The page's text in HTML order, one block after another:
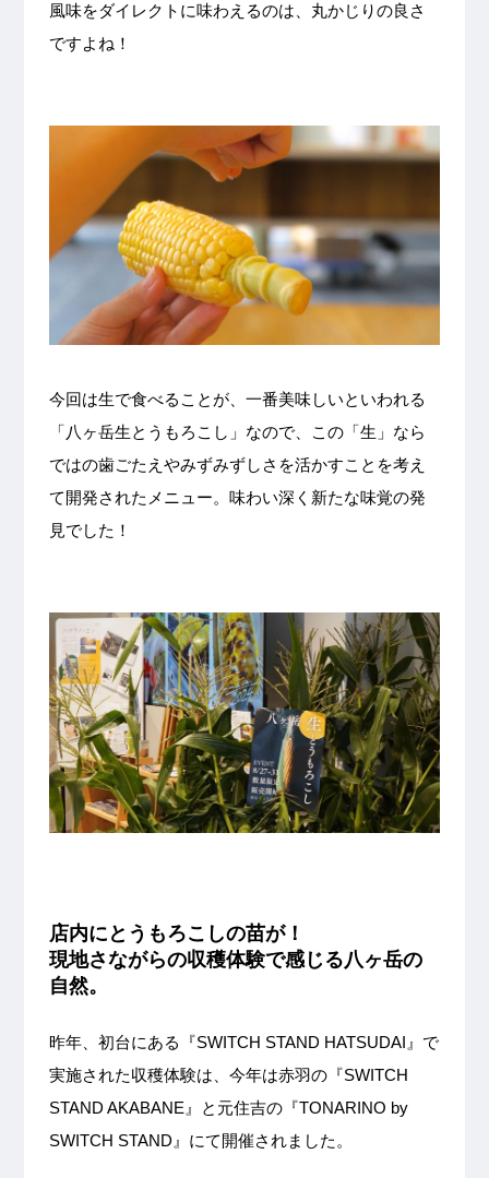
風味をダイレクトに味わえるのは、丸かじりの良さ
ですよね！
今回は生で食べることが、一番美味しいといわれる
「八ヶ岳生とうもろこし」なので、この「生」なら
ではの歯ごたえやみずみずしさを活かすことを考え
て開発されたメニュー。味わい深く新たな味覚の発
見でした！
店内にとうもろこしの苗が！
現地さながらの収穫体験で感じる八ヶ岳の
自然。
昨年、初台にある『SWITCH STAND HATSUDAI』で
実施された収穫体験は、今年は赤羽の『SWITCH
STAND AKABANE』と元住吉の『TONARINO by
SWITCH STAND』にて開催されました。